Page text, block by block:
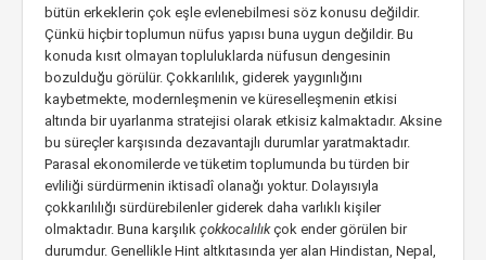
bütün erkeklerin çok eşle evlenebilmesi söz konusu değildir.
Çünkü hiçbir toplumun nüfus yapısı buna uygun değildir. Bu
konuda kısıt olmayan topluluklarda nüfusun dengesinin
bozulduğu görülür. Çokkarılılık, giderek yaygınlığını
kaybetmekte, modernleşmenin ve küreselleşmenin etkisi
altında bir uyarlanma stratejisi olarak etkisiz kalmaktadır. Aksine
bu süreçler karşısında dezavantajlı durumlar yaratmaktadır.
Parasal ekonomilerde ve tüketim toplumunda bu türden bir
evliliği sürdürmenin iktisadî olanağı yoktur. Dolayısıyla
çokkarılılığı sürdürebilenler giderek daha varlıklı kişiler
olmaktadır. Buna karşılık çokkocalılıkçok ender görülen bir
durumdur. Genellikle Hint altkıtasında yer alan Hindistan, Nepal,